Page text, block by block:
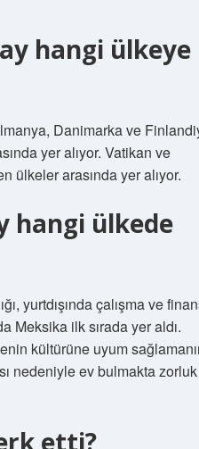
hangi ülkeye
Danimarka ve
yer alıyor. Vatikan ve
ülkeler arasında yer alıyor.
hangi ülkede
yurtdışında çalışma ve
Meksika ilk sırada yer aldı.
kültürüne uyum
nedeniyle ev bulmakta zorluk
etti?